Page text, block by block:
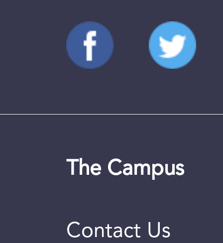
The Campus
Contact Us